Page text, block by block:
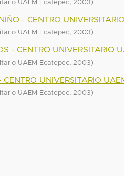
UAEM Ecatepec, 2003)
- CENTRO
UAEM Ecatepec, 2003)
- CENTRO UNIVERSITARIO
UAEM Ecatepec, 2003)
UNIVERSITARIO
UAEM Ecatepec, 2003)